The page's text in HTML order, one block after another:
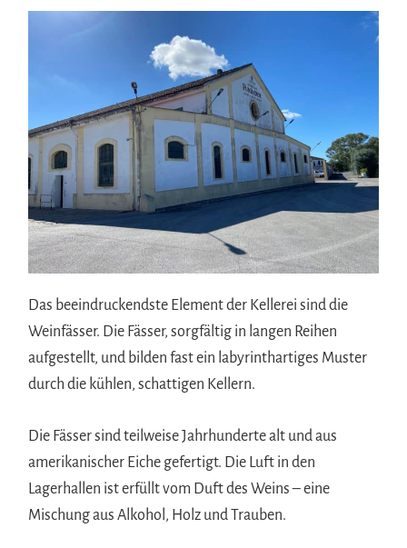
Das beeindruckendste Element der Kellerei sind die
Weinfässer. Die Fässer, sorgfältig in langen Reihen
aufgestellt, und bilden fast ein labyrinthartiges Muster
durch die kühlen, schattigen Kellern.
Die Fässer sind teilweise Jahrhunderte alt und aus
amerikanischer Eiche gefertigt. Die Luft in den
Lagerhallen ist erfüllt vom Duft des Weins – eine
Mischung aus Alkohol, Holz und Trauben.